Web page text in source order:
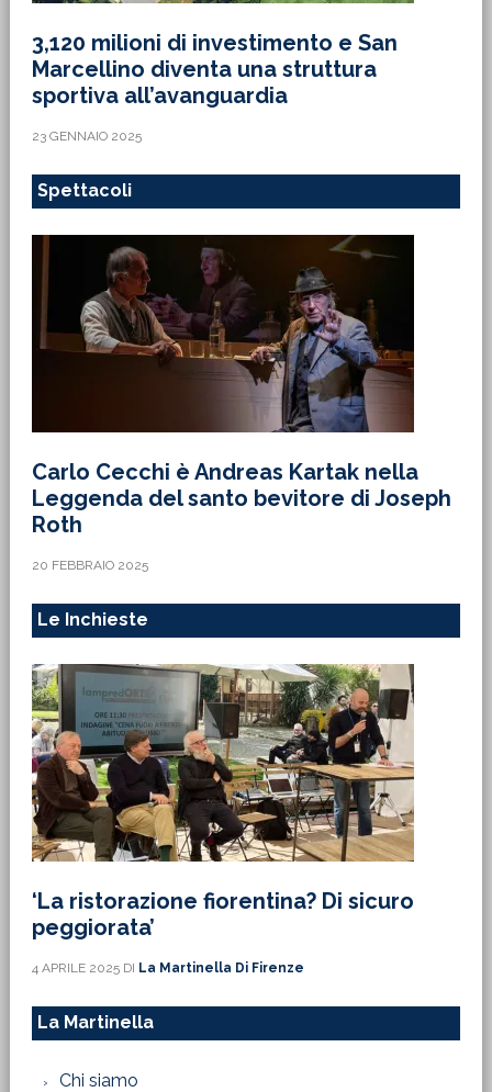
3,120 milioni di investimento e San
Marcellino diventa una struttura
sportiva all’avanguardia
23 GENNAIO 2025
Spettacoli
Carlo Cecchi è Andreas Kartak nella
Leggenda del santo bevitore di Joseph
Roth
20 FEBBRAIO 2025
Le Inchieste
‘La ristorazione fiorentina? Di sicuro
peggiorata’
4 APRILE 2025DI La Martinella Di Firenze
La Martinella
Chi siamo